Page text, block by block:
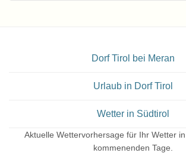
Dorf Tirol bei Meran
Urlaub in Dorf Tirol
Wetter in Südtirol
Aktuelle Wettervorhersage für Ihr Wetter
kommenenden Tage.